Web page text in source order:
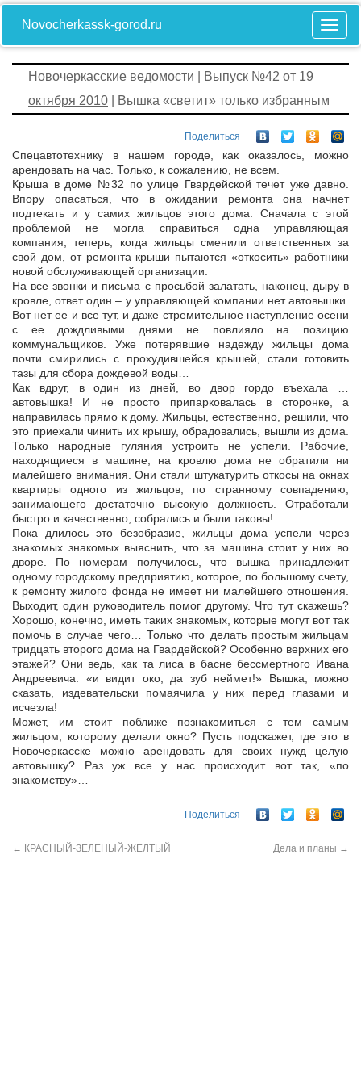
Novocherkassk-gorod.ru
Новочеркасские ведомости
Выпуск №42 от 19
октября 2010 | Вышка «светит» только избранным
Поделиться
Спецавтотехнику в нашем городе, как оказалось, можно
арендовать на час. Только, к сожалению, не всем.
Крыша в доме №32 по улице Гвардейской течет уже давно.
Впору опасаться, что в ожидании ремонта она начнет
подтекать и у самих жильцов этого дома. Сначала с этой
проблемой не могла справиться одна управляющая
компания, теперь, когда жильцы сменили ответственных за
свой дом, от ремонта крыши пытаются «откосить» работники
новой обслуживающей организации.
На все звонки и письма с просьбой залатать, наконец, дыру в
кровле, ответ один – у управляющей компании нет автовышки.
Вот нет ее и все тут, и даже стремительное наступление осени
с ее дождливыми днями не повлияло на позицию
коммунальщиков. Уже потерявшие надежду жильцы дома
почти смирились с прохудившейся крышей, стали готовить
тазы для сбора дождевой воды…
Как вдруг, в один из дней, во двор гордо въехала …
автовышка! И не просто припарковалась в сторонке, а
направилась прямо к дому. Жильцы, естественно, решили, что
это приехали чинить их крышу, обрадовались, вышли из дома.
Только народные гуляния устроить не успели. Рабочие,
находящиеся в машине, на кровлю дома не обратили ни
малейшего внимания. Они стали штукатурить откосы на окнах
квартиры одного из жильцов, по странному совпадению,
занимающего достаточно высокую должность. Отработали
быстро и качественно, собрались и были таковы!
Пока длилось это безобразие, жильцы дома успели через
знакомых знакомых выяснить, что за машина стоит у них во
дворе. По номерам получилось, что вышка принадлежит
одному городскому предприятию, которое, по большому счету,
к ремонту жилого фонда не имеет ни малейшего отношения.
Выходит, один руководитель помог другому. Что тут скажешь?
Хорошо, конечно, иметь таких знакомых, которые могут вот так
помочь в случае чего… Только что делать простым жильцам
тридцать второго дома на Гвардейской? Особенно верхних его
этажей? Они ведь, как та лиса в басне бессмертного Ивана
Андреевича: «и видит око, да зуб неймет!» Вышка, можно
сказать, издевательски помаячила у них перед глазами и
исчезла!
Может, им стоит поближе познакомиться с тем самым
жильцом, которому делали окно? Пусть подскажет, где это в
Новочеркасске можно арендовать для своих нужд целую
автовышку? Раз уж все у нас происходит вот так, «по
знакомству»…
Поделиться
← КРАСНЫЙ-ЗЕЛЕНЫЙ-ЖЕЛТЫЙ Дела и планы →